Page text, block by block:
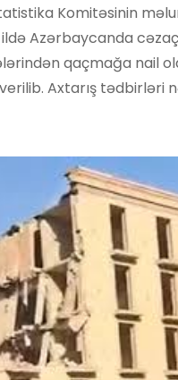
Komitəsinin
Azərbaycanda
qaçmağa nail
Axtarış tədbirləri